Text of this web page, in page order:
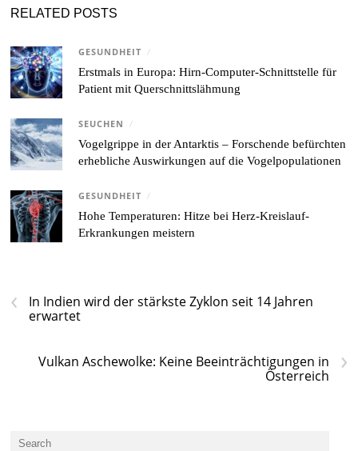
RELATED POSTS
GESUNDHEIT /
Erstmals in Europa: Hirn-Computer-Schnittstelle für
Patient mit Querschnittslähmung
SEUCHEN /
Vogelgrippe in der Antarktis – Forschende befürchten
erhebliche Auswirkungen auf die Vogelpopulationen
GESUNDHEIT /
Hohe Temperaturen: Hitze bei Herz-Kreislauf-
Erkrankungen meistern
‹
In Indien wird der stärkste Zyklon seit 14 Jahren
erwartet
›
Vulkan Aschewolke: Keine Beeinträchtigungen in
Österreich